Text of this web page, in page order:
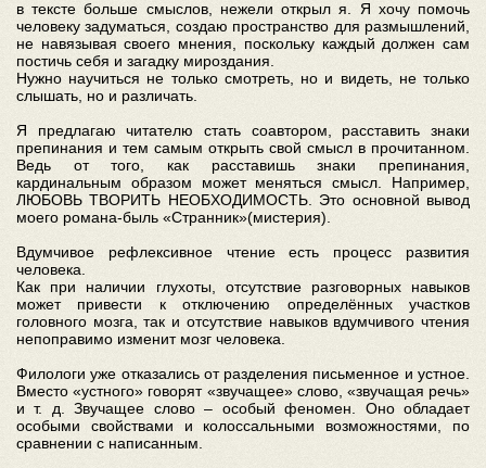
в тексте больше смыслов, нежели открыл я. Я хочу помочь
человеку задуматься, создаю пространство для размышлений,
не навязывая своего мнения, поскольку каждый должен сам
постичь себя и загадку мироздания.
Нужно научиться не только смотреть, но и видеть, не только
слышать, но и различать.
Я предлагаю читателю стать соавтором, расставить знаки
препинания и тем самым открыть свой смысл в прочитанном.
Ведь от того, как расставишь знаки препинания,
кардинальным образом может меняться смысл. Например,
ЛЮБОВЬ ТВОРИТЬ НЕОБХОДИМОСТЬ. Это основной вывод
моего романа-быль «Странник»(мистерия).
Вдумчивое рефлексивное чтение есть процесс развития
человека.
Как при наличии глухоты, отсутствие разговорных навыков
может привести к отключению определённых участков
головного мозга, так и отсутствие навыков вдумчивого чтения
непоправимо изменит мозг человека.
Филологи уже отказались от разделения письменное и устное.
Вместо «устного» говорят «звучащее» слово, «звучащая речь»
и т. д. Звучащее слово – особый феномен. Оно обладает
особыми свойствами и колоссальными возможностями, по
сравнении с написанным.